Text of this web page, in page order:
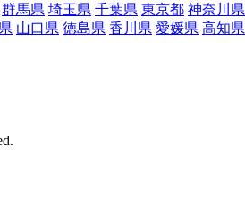
群馬県 埼玉県 千葉県 東京都 神奈川県
山口県 徳島県 香川県 愛媛県 高知県